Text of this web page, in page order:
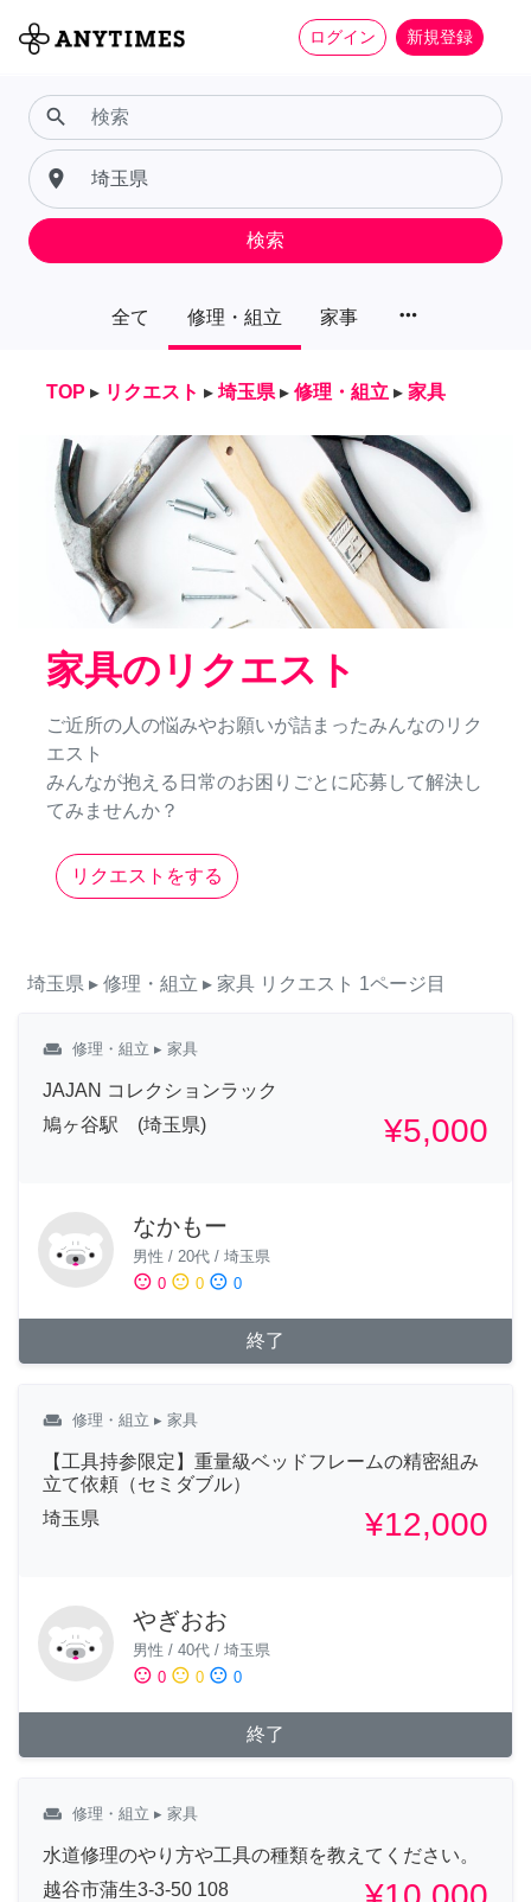
ログイン 新規登録
全て 修理・組立 家事 more_horiz
search
place
検索
TOP ▸ リクエスト ▸ 埼玉県 ▸ 修理・組立 ▸ 家具
家具のリクエスト
ご近所の人の悩みやお願いが詰まったみんなのリク
エスト
みんなが抱える日常のお困りごとに応募して解決し
てみませんか？
リクエストをする
埼玉県 ▸ 修理・組立 ▸ 家具 リクエスト 1ページ目
weekend 修理・組立 ▸ 家具
JAJAN コレクションラック
鳩ヶ谷駅 (埼玉県)
¥5,000
なかもー
男性 / 20代 / 埼玉県
sentiment_satisfied 0 sentiment_neutral 0 sentiment_dissatisfied 0
終了
weekend 修理・組立 ▸ 家具
【工具持参限定】重量級ベッドフレームの精密組み
立て依頼（セミダブル）
埼玉県
¥12,000
やぎおお
男性 / 40代 / 埼玉県
sentiment_satisfied 0 sentiment_neutral 0 sentiment_dissatisfied 0
終了
weekend 修理・組立 ▸ 家具
水道修理のやり方や工具の種類を教えてください。
越谷市蒲生3-3-50 108